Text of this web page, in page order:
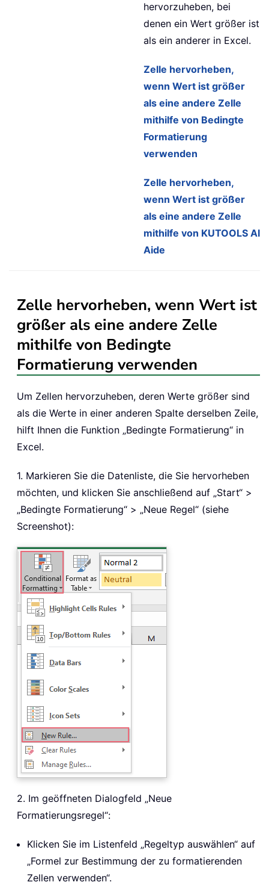
hervorzuheben, bei
denen ein Wert größer ist
als ein anderer in Excel.
Zelle hervorheben,
wenn Wert ist größer
als eine andere Zelle
mithilfe von Bedingte
Formatierung
verwenden
Zelle hervorheben,
wenn Wert ist größer
als eine andere Zelle
mithilfe von KUTOOLS AI
Aide
Zelle hervorheben, wenn Wert ist
größer als eine andere Zelle
mithilfe von Bedingte
Formatierung verwenden
Um Zellen hervorzuheben, deren Werte größer sind
als die Werte in einer anderen Spalte derselben Zeile,
hilft Ihnen die Funktion „Bedingte Formatierung“ in
Excel.
1. Markieren Sie die Datenliste, die Sie hervorheben
möchten, und klicken Sie anschließend auf „Start“ >
„Bedingte Formatierung“ > „Neue Regel“ (siehe
Screenshot):
2. Im geöffneten Dialogfeld „Neue
Formatierungsregel“:
Klicken Sie im Listenfeld „Regeltyp auswählen“ auf
„Formel zur Bestimmung der zu formatierenden
Zellen verwenden“.